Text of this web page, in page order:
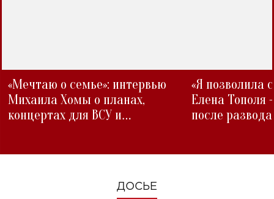
«Мечтаю о семье»: интервью
Михаила Хомы о планах,
концертах для ВСУ и
«Я позволила
Елена Тополя
после развода
ДОСЬЕ